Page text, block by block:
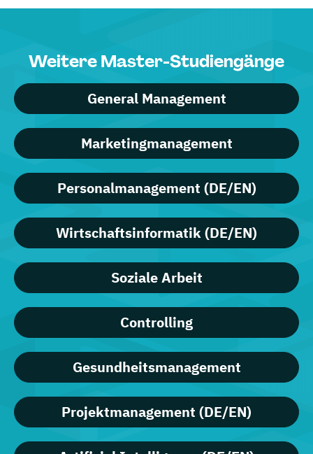
Weitere Master-Studiengänge
General Management
Marketingmanagement
Personalmanagement (DE/EN)
Wirtschaftsinformatik (DE/EN)
Soziale Arbeit
Controlling
Gesundheitsmanagement
Projektmanagement (DE/EN)